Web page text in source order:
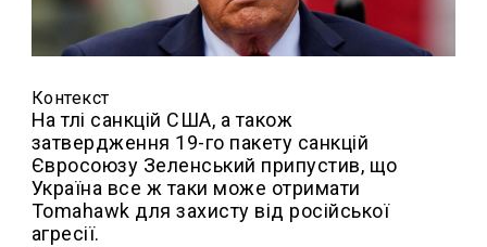
Контекст
На тлі санкцій США, а також
затвердження 19-го пакету санкцій
Євросоюзу Зеленський припустив, що
Україна все ж таки може отримати
Tomahawk для захисту від російської
агресії.